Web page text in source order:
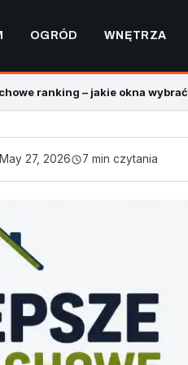
OGRÓD WNĘTRZA
ranking – jakie okna wybrać
May 27, 2026 7 min czytania